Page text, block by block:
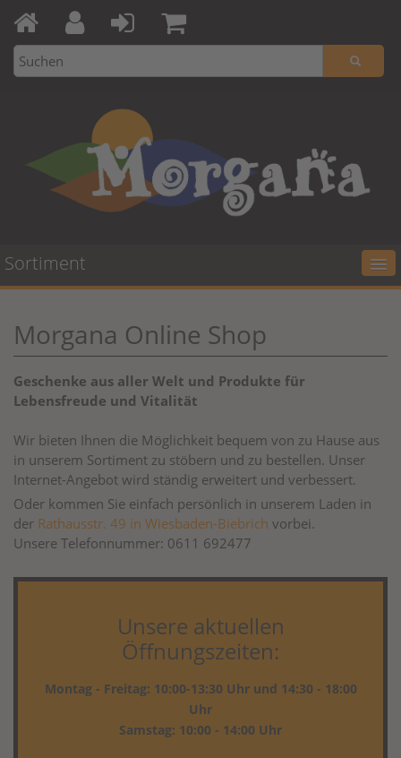
Sortiment
Morgana Online Shop
Geschenke aus aller Welt und Produkte für
Lebensfreude und Vitalität
Wir bieten Ihnen die Möglichkeit bequem von zu Hause aus
in unserem Sortiment zu stöbern und zu bestellen. Unser
Internet-Angebot wird ständig erweitert und verbessert.
Oder kommen Sie einfach persönlich in unserem Laden in
der Rathausstr. 49 in Wiesbaden-Biebrich vorbei.
Unsere Telefonnummer: 0611 692477
Unsere aktuellen
Öffnungszeiten:
Montag - Freitag: 10:00-13:30 Uhr und 14:30 - 18:00
Uhr
Samstag: 10:00 - 14:00 Uhr